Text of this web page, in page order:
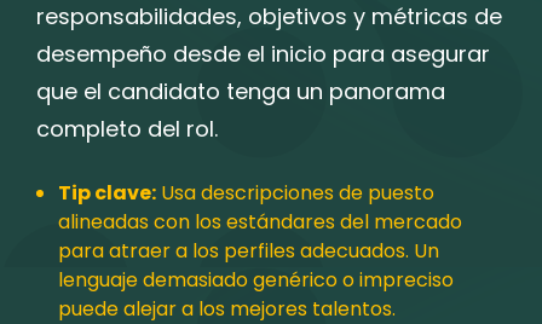
responsabilidades, objetivos y métricas de
desempeño desde el inicio para asegurar
que el candidato tenga un panorama
completo del rol.
Tip clave: Usa descripciones de puesto
alineadas con los estándares del mercado
para atraer a los perfiles adecuados. Un
lenguaje demasiado genérico o impreciso
puede alejar a los mejores talentos.